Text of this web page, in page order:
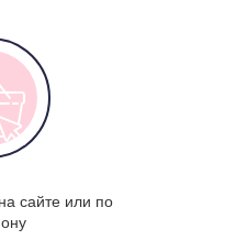
сайте или по